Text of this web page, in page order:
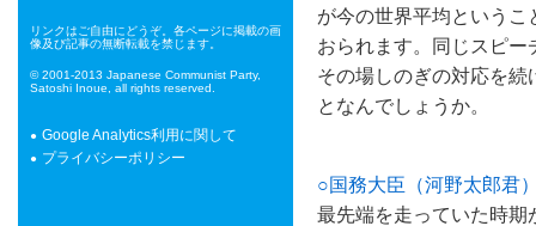
リンクはご自由にどうぞ。各ページに掲載の画
像及び記事の無断転載を禁じます。
© 2001-2013 Japanese Communist Party,
Satoshi Inoue, all rights reserved.
Google Analytics利用に関して
プライバシーポリシー
が今の世界平均という
おられます。同じスピ
その場しのぎの対応を
となんでしょうか。
○国務大臣（河野太郎君
最先端を走っていた時期